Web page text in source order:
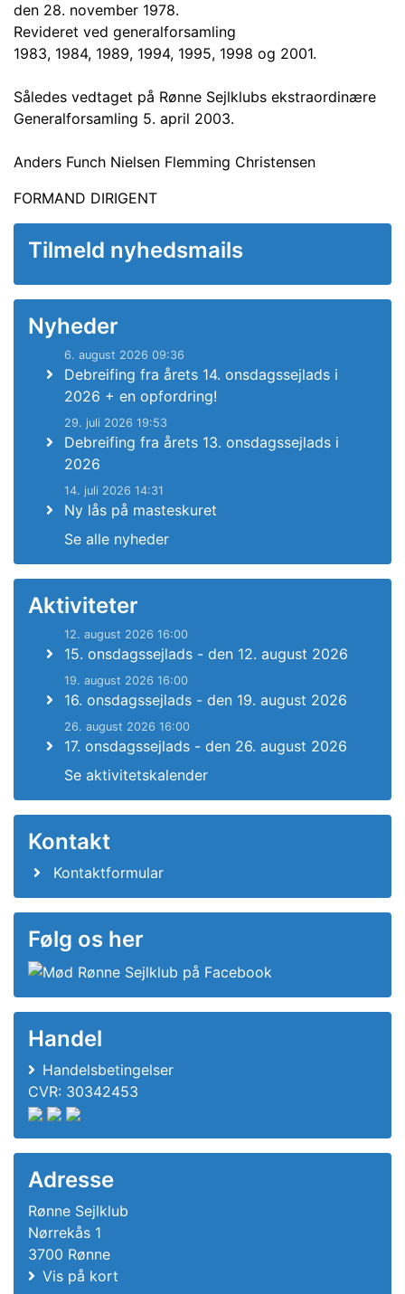
den 28. november 1978.
Revideret ved generalforsamling
1983, 1984, 1989, 1994, 1995, 1998 og 2001.
Således vedtaget på Rønne Sejlklubs ekstraordinære
Generalforsamling 5. april 2003.
Anders Funch Nielsen Flemming Christensen
FORMAND DIRIGENT
Tilmeld nyhedsmails
Nyheder
6. august 2026 09:36
Debreifing fra årets 14. onsdagssejlads i
2026 + en opfordring!
29. juli 2026 19:53
Debreifing fra årets 13. onsdagssejlads i
2026
14. juli 2026 14:31
Ny lås på masteskuret
Se alle nyheder
Aktiviteter
12. august 2026 16:00
15. onsdagssejlads - den 12. august 2026
19. august 2026 16:00
16. onsdagssejlads - den 19. august 2026
26. august 2026 16:00
17. onsdagssejlads - den 26. august 2026
Se aktivitetskalender
Kontakt
Kontaktformular
Følg os her
Handel
Handelsbetingelser
CVR: 30342453
Adresse
Rønne Sejlklub
Nørrekås 1
3700 Rønne
Vis på kort